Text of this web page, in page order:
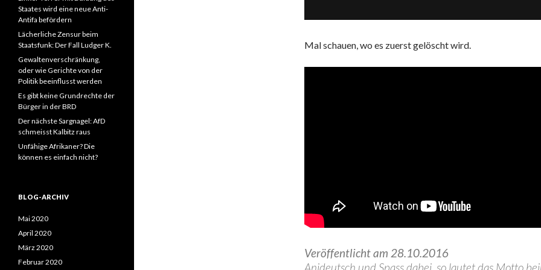
Mal schauen, wo es zuerst gelöscht wird.
Veröffentlicht am 28.10.2016
Staates wird eine neue Anti-
Antifa befördern
Lächerliche Zensur beim
Staatsfunk: Der Fall Ludger K.
Gewaltenverschränkung,
oder wie Gerichte von der
Politik beeinflusst werden
Es gibt keine Grundrechte der
Bürger in der BRD
Der nächste Sargnagel: AfD
schmeisst Kalbitz raus
Unfähige Afrikaner? Die
können es einfach nicht?
BLOG-ARCHIV
Mai 2020
April 2020
März 2020
Februar 2020